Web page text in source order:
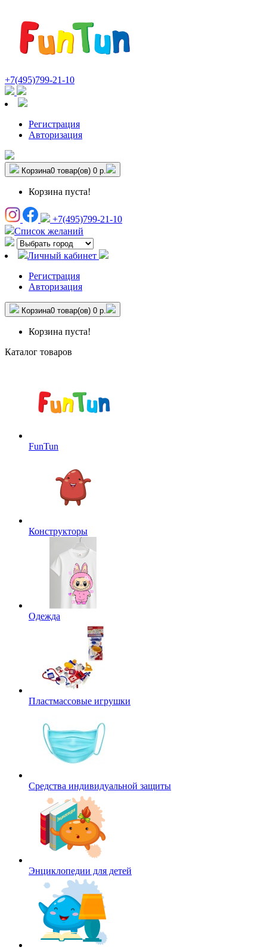
+7(495)799-21-10
Регистрация
Авторизация
Корзина0 товар(ов) 0 р.
Корзина пуста!
+7(495)799-21-10
Список желаний
Личный кабинет
Регистрация
Авторизация
Корзина0 товар(ов) 0 р.
Корзина пуста!
Каталог товаров
FunTun
Конструкторы
Одежда
Пластмассовые игрушки
Средства индивидуальной защиты
Энциклопедии для детей